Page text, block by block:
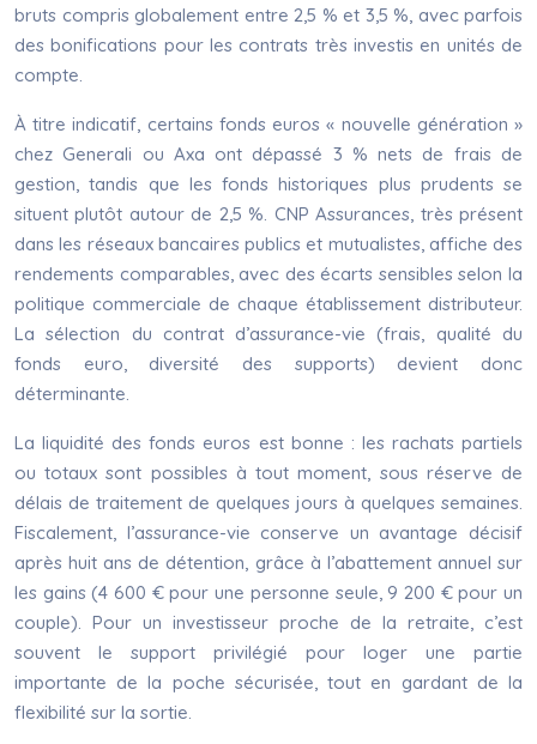
bruts compris globalement entre 2,5 % et 3,5 %, avec parfois
des bonifications pour les contrats très investis en unités de
compte.
À titre indicatif, certains fonds euros « nouvelle génération »
chez Generali ou Axa ont dépassé 3 % nets de frais de
gestion, tandis que les fonds historiques plus prudents se
situent plutôt autour de 2,5 %. CNP Assurances, très présent
dans les réseaux bancaires publics et mutualistes, affiche des
rendements comparables, avec des écarts sensibles selon la
politique commerciale de chaque établissement distributeur.
La sélection du contrat d’assurance-vie (frais, qualité du
fonds euro, diversité des supports) devient donc
déterminante.
La liquidité des fonds euros est bonne : les rachats partiels
ou totaux sont possibles à tout moment, sous réserve de
délais de traitement de quelques jours à quelques semaines.
Fiscalement, l’assurance-vie conserve un avantage décisif
après huit ans de détention, grâce à l’abattement annuel sur
les gains (4 600 € pour une personne seule, 9 200 € pour un
couple). Pour un investisseur proche de la retraite, c’est
souvent le support privilégié pour loger une partie
importante de la poche sécurisée, tout en gardant de la
flexibilité sur la sortie.